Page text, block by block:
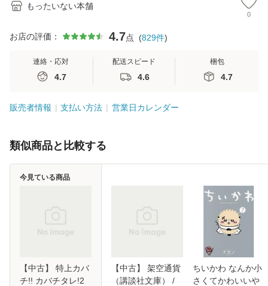
もったいない本舗
0
お店の評価： 4.7点 (829件)
連絡・応対
4.7
配送スピード
4.6
梱包
4.7
販売者情報 支払い方法 営業日カレンダー
類似商品と比較する
【中古】 特上カバ
チ!! カバチタレ!2
今見ている商品
【中古】 架空通貨
（講談社文庫） /
ちいかわ なんか小
さくてかわいいや